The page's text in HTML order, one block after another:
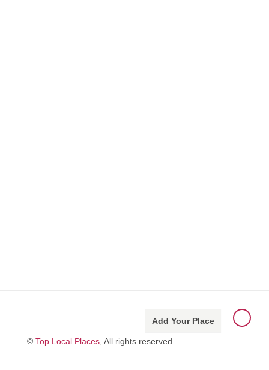
Add Your Place
© Top Local Places , All rights reserved